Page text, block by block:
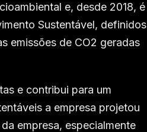
e, desde 2018, é
Sustentável, definidos
emissões de CO2 geradas
e contribui para um
a empresa projetou
empresa, especialmente